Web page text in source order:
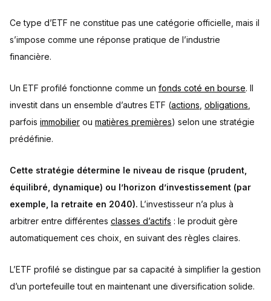
Ce type d’ETF ne constitue pas une catégorie officielle, mais il
s’impose comme une réponse pratique de l’industrie
financière.
Un ETF profilé fonctionne comme un fonds coté en bourse. Il
investit dans un ensemble d’autres ETF (actions obligations
parfois immobilier ou matières premières) selon une stratégie
prédéfinie.
Cette stratégie détermine le niveau de risque (prudent,
équilibré, dynamique) ou l’horizon d’investissement (par
exemple, la retraite en 2040). L’investisseur n’a plus à
arbitrer entre différentes classes d’actifs : le produit gère
automatiquement ces choix, en suivant des règles claires.
L’ETF profilé se distingue par sa capacité à simplifier la gestion
d’un portefeuille tout en maintenant une diversification solide.